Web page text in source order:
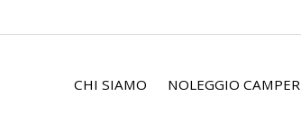
CHI SIAMO NOLEGGIO CAMPER